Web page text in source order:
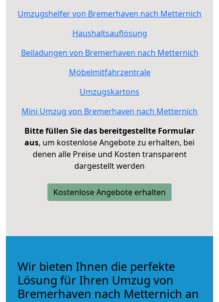
Umzugshelfer von Bremerhaven nach Metternich
Haushaltsauflösung
Beiladungen von Bremerhaven nach Metternich
Möbelmitfahrzentrale
Umzugskartons
Mini Umzug von Bremerhaven nach Metternich
Bitte füllen Sie das bereitgestellte Formular
aus, um kostenlose Angebote zu erhalten, bei
denen alle Preise und Kosten transparent
dargestellt werden
Kostenlose Angebote erhalten
Wir bieten Ihnen die perfekte
Lösung für Ihren Umzug von
Bremerhaven nach Metternich an